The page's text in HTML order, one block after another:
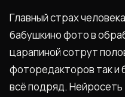
Главный страх
бабушкино фото в
царапиной сотрут
фоторедакторов так и
всё подряд. Нейросеть